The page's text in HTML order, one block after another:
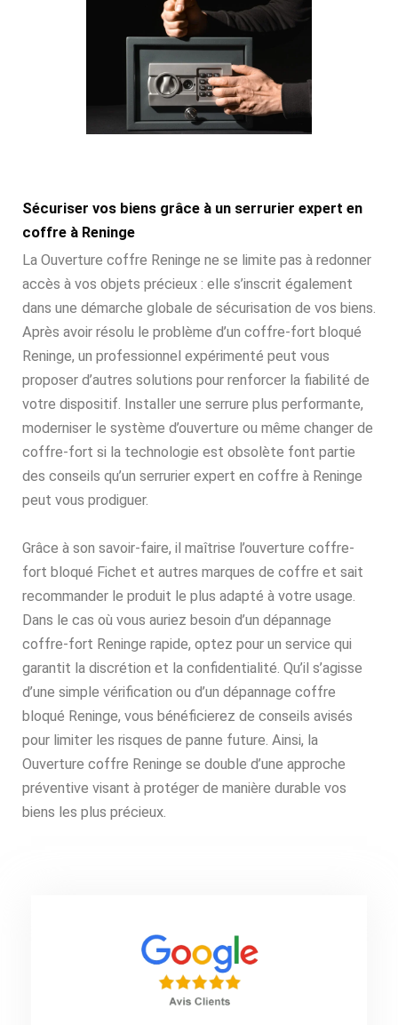
Sécuriser vos biens grâce à un serrurier expert en
coffre à Reninge
La Ouverture coffre Reninge ne se limite pas à redonner
accès à vos objets précieux : elle s’inscrit également
dans une démarche globale de sécurisation de vos biens.
Après avoir résolu le problème d’un coffre-fort bloqué
Reninge, un professionnel expérimenté peut vous
proposer d’autres solutions pour renforcer la fiabilité de
votre dispositif. Installer une serrure plus performante,
moderniser le système d’ouverture ou même changer de
coffre-fort si la technologie est obsolète font partie
des conseils qu’un serrurier expert en coffre à Reninge
peut vous prodiguer.
Grâce à son savoir-faire, il maîtrise l’ouverture coffre-
fort bloqué Fichet et autres marques de coffre et sait
recommander le produit le plus adapté à votre usage.
Dans le cas où vous auriez besoin d’un dépannage
coffre-fort Reninge rapide, optez pour un service qui
garantit la discrétion et la confidentialité. Qu’il s’agisse
d’une simple vérification ou d’un dépannage coffre
bloqué Reninge, vous bénéficierez de conseils avisés
pour limiter les risques de panne future. Ainsi, la
Ouverture coffre Reninge se double d’une approche
préventive visant à protéger de manière durable vos
biens les plus précieux.